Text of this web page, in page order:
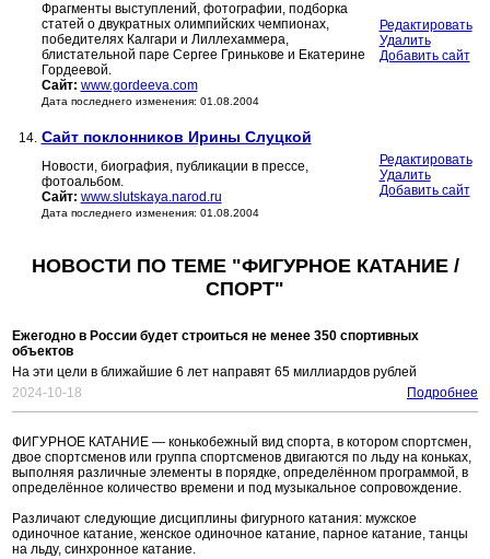
Фрагменты выступлений, фотографии, подборка
статей о двукратных олимпийских чемпионах,
победителях Калгари и Лиллехаммера,
блистательной паре Сергее Гринькове и Екатерине
Гордеевой.
Сайт: www.gordeeva.com
Дата последнего изменения: 01.08.2004
Редактировать
Удалить
Добавить сайт
14. Сайт поклонников Ирины Слуцкой
Новости, биография, публикации в прессе,
фотоальбом.
Сайт: www.slutskaya.narod.ru
Дата последнего изменения: 01.08.2004
Редактировать
Удалить
Добавить сайт
НОВОСТИ ПО ТЕМЕ "ФИГУРНОЕ КАТАНИЕ /
СПОРТ"
Ежегодно в России будет строиться не менее 350 спортивных
объектов
На эти цели в ближайшие 6 лет направят 65 миллиардов рублей
2024-10-18
Подробнее
ФИГУРНОЕ КАТАНИЕ — конькобежный вид спорта, в котором спортсмен,
двое спортсменов или группа спортсменов двигаются по льду на коньках,
выполняя различные элементы в порядке, определённом программой, в
определённое количество времени и под музыкальное сопровождение.
Различают следующие дисциплины фигурного катания: мужское
одиночное катание, женское одиночное катание, парное катание, танцы
на льду, синхронное катание.